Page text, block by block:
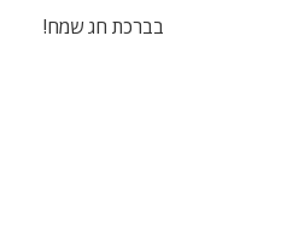
בברכת חג שמח!